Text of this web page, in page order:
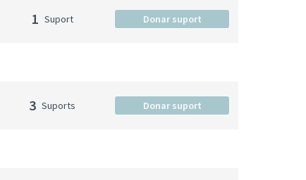
1 Suport Donar suport
3 Suports Donar suport